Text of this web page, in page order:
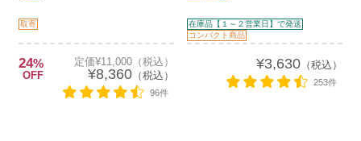
取寄
24%
OFF
定価¥11,000（税込）
¥8,360（税込）
96件
在庫品【１～２営業日】で発送
コンパクト商品
¥3,630（税込）
253件